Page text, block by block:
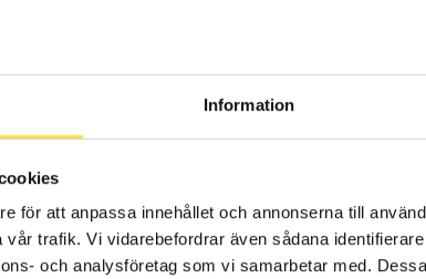
Information
för att anpassa innehållet och annonserna till
trafik. Vi vidarebefordrar även sådana
och analysföretag som vi samarbetar med.
1